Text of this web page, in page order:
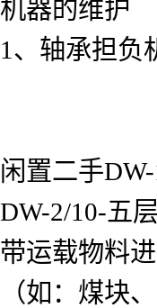
机器的维护
1、轴承担负
闲置二手
DW-2/10-五
带运载物料
（如：煤块